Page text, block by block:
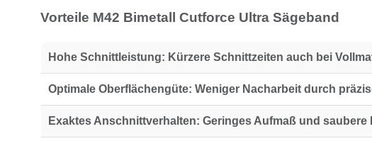
Vorteile M42 Bimetall Cutforce Ultra Sägeband
Hohe Schnittleistung: Kürzere Schnittzeiten auch bei
Optimale Oberflächengüte: Weniger Nacharbeit durch
Exaktes Anschnittverhalten: Geringes Aufmaß und saubere